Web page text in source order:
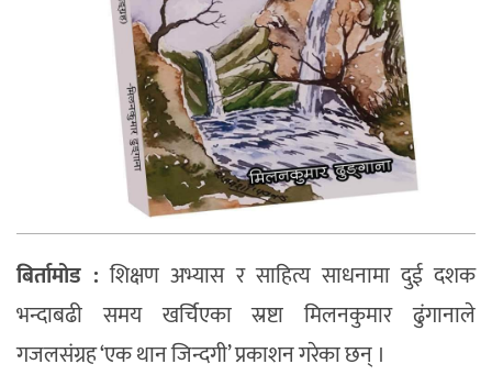
बिर्तामोड : शिक्षण अभ्यास र साहित्य साधनामा दुई दशक
भन्दाबढी समय खर्चिएका स्रष्टा मिलनकुमार ढुंगानाले
गजलसंग्रह ‘एक थान जिन्दगी’ प्रकाशन गरेका छन् ।